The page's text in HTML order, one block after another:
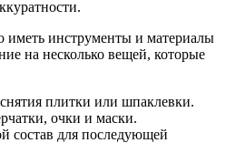
иметь инструменты и материалы
на несколько вещей, которые
плитки или шпаклевки.
очки и маски.
состав для последующей